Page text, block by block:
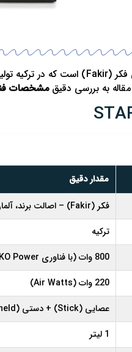
به بررسی دقیقمشخصات
مقدار دقیق
فکر (Fakir) – اصالت برند، آلمان
ترکیه
800 وات (با فناوری ÖKO Power، معادل 1600 وات معمولی)
220 وات (Air Watts)
عصایی (Stick) + دستی (Handheld) – ۲ در ۱
1 لیتر